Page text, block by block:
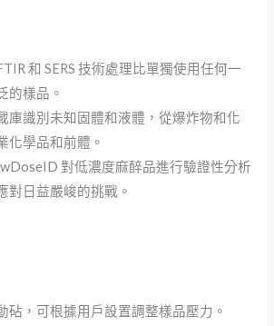
和 SERS 技術處理比單獨使用任何一
的樣品。
庫識別未知固體和液體，從爆炸物和化
化學品和前體。
對低濃度麻醉品進行驗證性分析
對日益嚴峻的挑戰。
砧，可根據用戶設置調整樣品壓力。